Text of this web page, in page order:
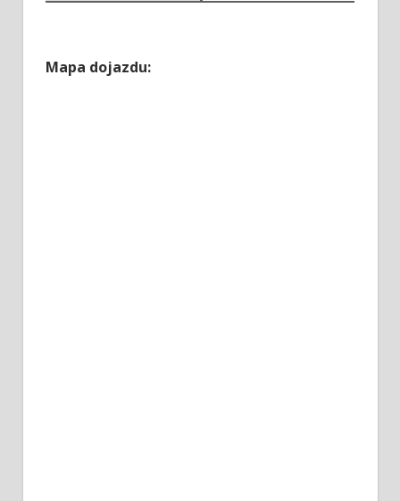
Mapa dojazdu: